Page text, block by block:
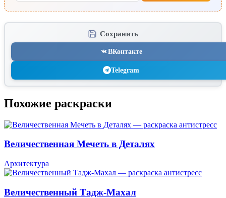
Сохранить
ВКонтакте
Telegram
Похожие раскраски
Величественная Мечеть в Деталях
Архитектура
Величественный Тадж-Махал